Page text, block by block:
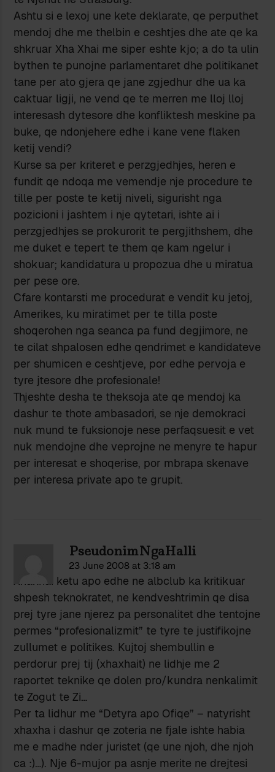
Ashtu si e lexoj une kete deklarate, qe perputhet
mendoj dhe me thelbin e ceshtjes dhe ate qe ka
shkruar Xha Xhai me siper eshte kjo; a do ta ulin
bythen te punojne parlamentaret dhe politikanet
tane per ato gjera qe jane zgjedhur dhe ua ka
caktuar ligji, ne vend qe te merren me lloj lloj
interesash dytesore dhe konfliktesh meskine pa
buke, qe ndonjehere edhe i kane vene flaken
ketij vendi?
Kurse sa per kriteret e perzgjedhjes, heren e
fundit qe ndoqa me vemendje nje procedure te
tille per poste te ketij niveli, sigurisht nga
pozicioni i jashtem i nje qytetari, ishte ai i
perzgjedhjes se prokurorit te pergjithshem, dhe
me duket e tepert te them qe kam ngelur i
shokuar; kandidatura u propozua dhe u miratua
per pese ore.
Cfare kontarsti me procedurat e vendit ku jetoj,
Amerikes, ku miratimet per te tilla poste
shoqerohen nga seanca pa fund degjimore, ne
te cilat shpalosen edhe qendrimet e kandidateve
per shumicen e ceshtjeve, por edhe pervoja e
tyre jtesore dhe profesionale!
Thjeshte desha te theksoja ate qe mendoj ka
dashur te thote ambasadori, se nje demokraci
nuk mund te fuksionoje nese perfaqsuesit e vet
nuk mendojne dhe veprojne ne menyre te hapur
per interesat e shoqerise, por mbrapa skenave
per interesa private apo te grupit.
PseudonimNgaHalli
23 June 2008 at 3:18 am
Xhaxhai ketu apo edhe ne albclub ka kritikuar
shpesh teknokratet, ne kendveshtrimin qe disa
prej tyre jane njerez pa personalitet dhe tentojne
permes “profesionalizmit” te tyre te justifikojne
zullumet e politikes. Kujtoj shembullin e
perdorur prej tij (xhaxhait) ne lidhje me 2
raportet teknike qe dolen pro/kundra nenkalimit
te Zogut te Zi…
Per ta lidhur me “Detyra apo Ofiqe” – natyrisht
xhaxha i dashur qe zoteria ne fjale ishte habia
me e madhe nder juristet (qe une njoh, dhe njoh
ca :)…). Nje 6-mujor pa asnje merite ne drejtesi